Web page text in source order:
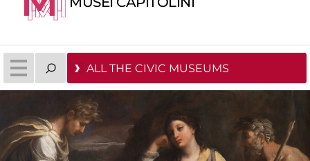
ALL THE CIVIC MUSEUMS